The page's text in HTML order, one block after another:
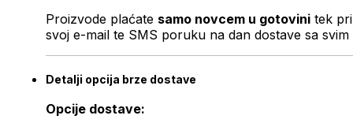
Proizvode plaćate samo novcem u gotovini tek
svoj e-mail te SMS poruku na dan dostave sa svim
Detalji opcija brze dostave
Opcije dostave: